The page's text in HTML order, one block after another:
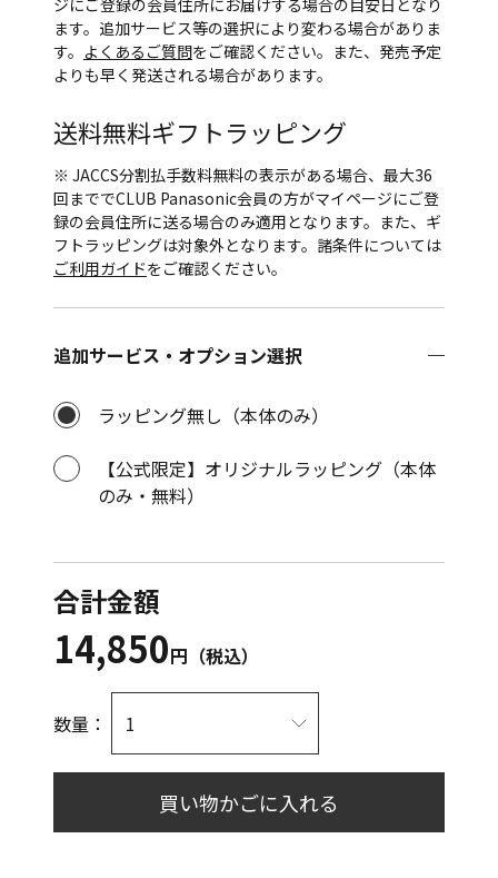
ジにご登録の会員住所にお届けする場合の目安日となり
ます。追加サービス等の選択により変わる場合がありま
す。 よくあるご質問をご確認ください。また、発売予定
よりも早く発送される場合があります。
送料無料ギフトラッピング
※ JACCS分割払手数料無料の表示がある場合、最大36
回まででCLUB Panasonic会員の方がマイページにご登
録の会員住所に送る場合のみ適用となります。また、ギ
フトラッピングは対象外となります。諸条件については
ご利用ガイドをご確認ください。
追加サービス・オプション選択
ラッピング無し（本体のみ）
【公式限定】オリジナルラッピング（本体
のみ・無料）
合計金額
14,850円（税込）
数量：
買い物かごに入れる